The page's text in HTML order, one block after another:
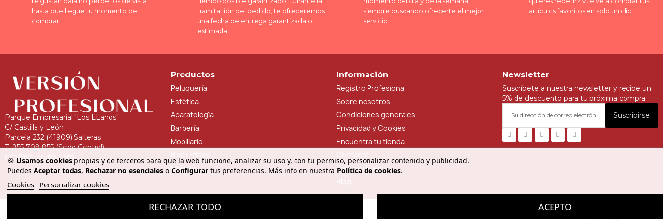
🍪 Usamos cookies propias y de terceros para que la web funcione, analizar su uso y, con tu permiso, personalizar contenido y publicidad.
Puedes Aceptar todas, Rechazar no esenciales o Configurar tus preferencias. Más info en nuestra Política de cookies.
Cookies Personalizar cookies
RECHAZAR TODO ACEPTO
hasta que llegue tu momento de
comprar.
tramitación del pedido, te ofreceremos
una fecha de entrega garantizada o
estimada.
siempre buscando ofrecerte el mejor
servicio.
artículos favoritos en solo un clic.
Parque Empresarial "Los LLanos"
C/ Castilla y León
Parcela 232 (41909) Salteras
T. 955 708 855 (Sede Central)
info@vp-grupo.com
Productos
Peluquería
Estética
Aparatología
Barbería
Mobiliario
Marcas
Información
Registro Profesional
Sobre nosotros
Condiciones generales
Privacidad y Cookies
Encuentra tu tienda
Gastos de envío
Newsletter
Suscríbete a nuestra newsletter y recibe un
5% de descuento para tu próxima compra
Suscribirse